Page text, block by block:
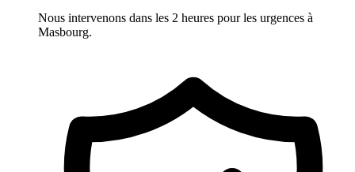
Nous intervenons dans les 2 heures pour les urgences à
Masbourg.